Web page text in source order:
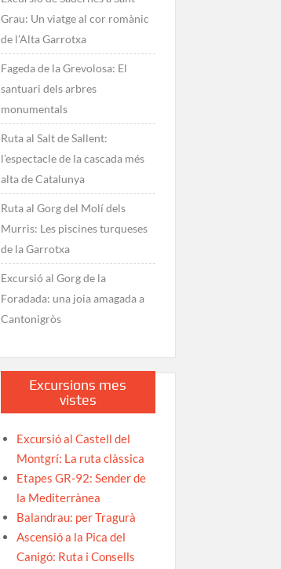
Grau: Un viatge al cor romànic
de l’Alta Garrotxa
Fageda de la Grevolosa: El
santuari dels arbres
monumentals
Ruta al Salt de Sallent:
l’espectacle de la cascada més
alta de Catalunya
Ruta al Gorg del Molí dels
Murris: Les piscines turqueses
de la Garrotxa
Excursió al Gorg de la
Foradada: una joia amagada a
Cantonigròs
Excursions mes
vistes
Excursió al Castell del
Montgrí: La ruta clàssica
Etapes GR-92: Sender de
la Mediterrànea
Balandrau: per Tragurà
Ascensió a la Pica del
Canigó: Ruta i Consells